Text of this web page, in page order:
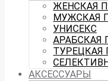
ЖЕНСКАЯ
МУЖСКАЯ
УНИСЕКС
АРАБСКАЯ
АКСЕССУАРЫ